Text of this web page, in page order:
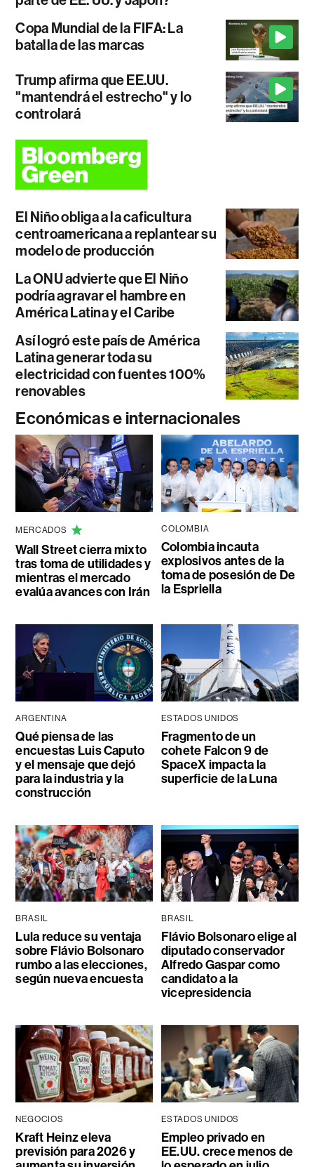
Copa Mundial de la FIFA: La
batalla de las marcas
Trump afirma que EE.UU.
"mantendrá el estrecho" y lo
controlará
El Niño obliga a la caficultura
centroamericana a replantear su
modelo de producción
La ONU advierte que El Niño
podría agravar el hambre en
América Latina y el Caribe
Así logró este país de América
Latina generar toda su
electricidad con fuentes 100%
renovables
Económicas e internacionales
MERCADOS
Wall Street cierra mixto
tras toma de utilidades y
mientras el mercado
evalúa avances con Irán
COLOMBIA
Colombia incauta
explosivos antes de la
toma de posesión de De
la Espriella
ARGENTINA
Qué piensa de las
encuestas Luis Caputo
y el mensaje que dejó
para la industria y la
construcción
ESTADOS UNIDOS
Fragmento de un
cohete Falcon 9 de
SpaceX impacta la
superficie de la Luna
BRASIL
Lula reduce su ventaja
sobre Flávio Bolsonaro
rumbo a las elecciones,
según nueva encuesta
BRASIL
Flávio Bolsonaro elige al
diputado conservador
Alfredo Gaspar como
candidato a la
vicepresidencia
NEGOCIOS
Kraft Heinz eleva
previsión para 2026 y
ESTADOS UNIDOS
Empleo privado en
EE.UU. crece menos de